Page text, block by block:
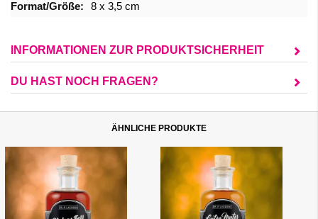
8 x 3,5 cm
INFORMATIONEN ZUR PRODUKTSICHERHEIT
DU HAST NOCH FRAGEN?
ÄHNLICHE PRODUKTE